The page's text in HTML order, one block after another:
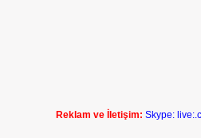
Reklam ve İletişim: Skype: